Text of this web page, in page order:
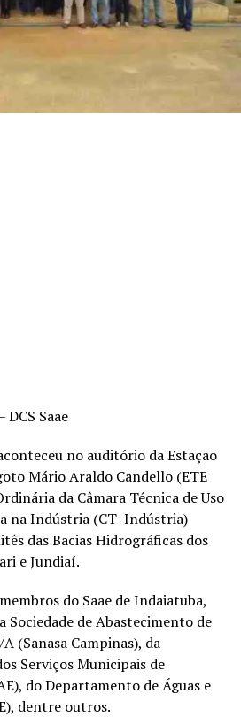
Saae
no auditório da Estação
Mário Araldo Candello (ETE
da Câmara Técnica de Uso
na Indústria (CT  Indústria)
das Bacias Hidrográficas dos
e Jundiaí.
do Saae de Indaiatuba,
Sociedade de Abastecimento de
(Sanasa Campinas), da
Serviços Municipais de
do Departamento de Águas e
dentre outros.